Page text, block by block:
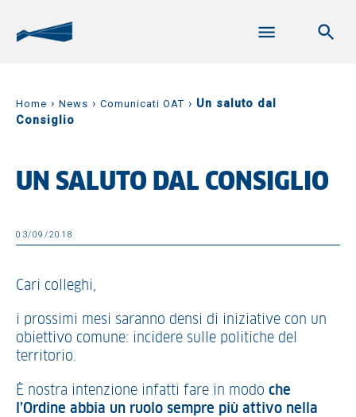
Home › News › Comunicati OAT › Un saluto dal
Consiglio
UN SALUTO DAL CONSIGLIO
03/09/2018
Cari colleghi,
i prossimi mesi saranno densi di iniziative con un
obiettivo comune: incidere sulle politiche del
territorio.
È nostra intenzione infatti fare in modo che
l’Ordine abbia un ruolo sempre più attivo nella